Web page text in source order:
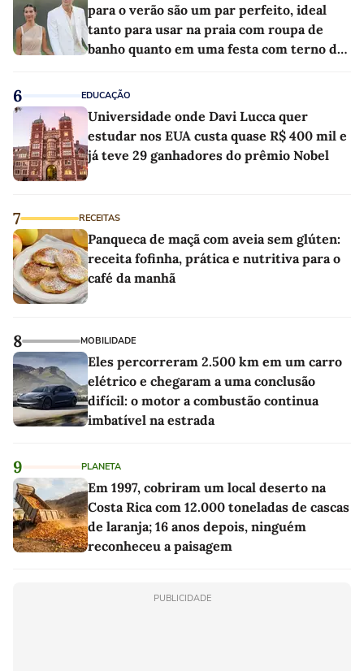
para o verão são um par perfeito, ideal
tanto para usar na praia com roupa de
banho quanto em uma festa com terno de
6 EDUCAÇÃO
Universidade onde Davi Lucca quer
estudar nos EUA custa quase R$ 400 mil e
já teve 29 ganhadores do prêmio Nobel
7 RECEITAS
Panqueca de maçã com aveia sem glúten:
receita fofinha, prática e nutritiva para o
café da manhã
8 MOBILIDADE
Eles percorreram 2.500 km em um carro
elétrico e chegaram a uma conclusão
difícil: o motor a combustão continua
imbatível na estrada
9 PLANETA
Em 1997, cobriram um local deserto na
Costa Rica com 12.000 toneladas de cascas
de laranja; 16 anos depois, ninguém
reconheceu a paisagem
PUBLICIDADE